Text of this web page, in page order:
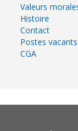
Valeurs
Histoire
Contact
Postes vacants
CGA